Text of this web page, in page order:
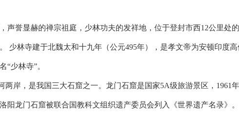
声誉显赫的禅宗祖庭，少林功夫的发祥地，位于登封市西12公里处
少林寺建于北魏太和十九年（公元495年），是孝文帝为安顿印度
“少林寺”。
两岸，是我国三大石窟之一。龙门石窟是国家5A级旅游景区，1961
阳龙门石窟被联合国教科文组织遗产委员会列入《世界遗产名录》。